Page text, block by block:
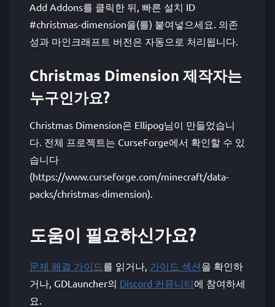
Add Addons를 클릭한 뒤, 빠른 설치 ID
#christmas-dimension을(를) 붙여넣으세요. 의존
성과 마인크래프트 버전은 자동으로 처리됩니다.
Christmas Dimension 제작자는
누구인가요?
Christmas Dimension은 Ellipog님이 만들었습니
다. 전체 프로젝트는 CurseForge에서 확인할 수 있
습니다
(https://www.curseforge.com/minecraft/data-
packs/christmas-dimension).
도움이 필요하신가요?
문제 해결 가이드를 읽거나, 가이드 섹션을 확인하
거나, GDLauncher의 Discord 커뮤니티에 참여하세
요.